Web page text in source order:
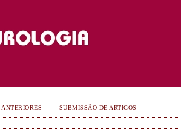
ANTERIORES SUBMISSÃO DE ARTIGOS